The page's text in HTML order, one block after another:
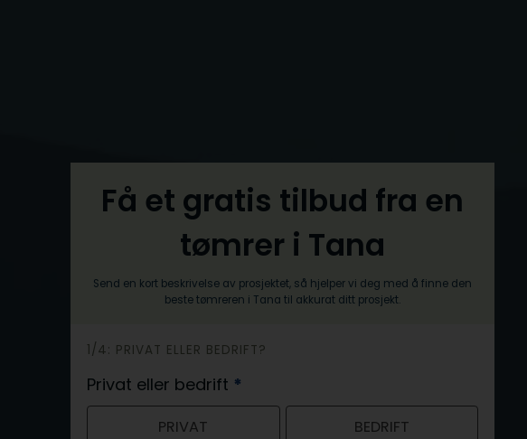
Få et gratis tilbud fra en
tømrer i Tana
Send en kort beskrivelse av prosjektet, så hjelper vi deg med å finne den
beste tømreren i Tana til akkurat ditt prosjekt.
h
e
r
1/4: PRIVAT ELLER BEDRIFT?
Privat eller bedrift *
PRIVAT BEDRIFT